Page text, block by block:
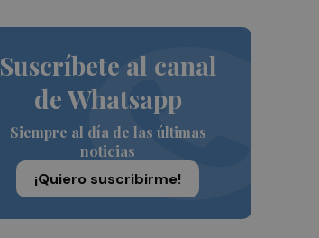
Suscríbete al canal
de Whatsapp
Siempre al día de las últimas
noticias
¡Quiero suscribirme!